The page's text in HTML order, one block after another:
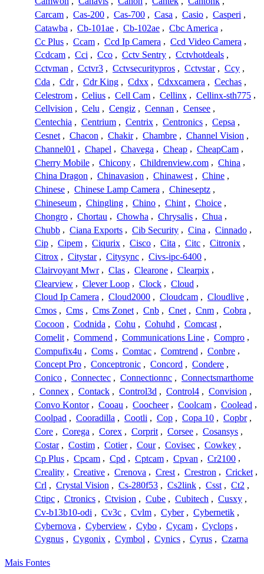
Carcam , Cas-200 , Cas-700 , Casa , Casio , Casperi ,
Catawba , Cb-101ae , Cb-102ae , Cbc America ,
Cc Plus , Ccam , Ccd Ip Camera , Ccd Video Camera ,
Ccdcam , Cci , Cco , Cctv Sentry , Cctvhotdeals ,
Cctvman , Cctvr3 , Cctvsecuritypros , Cctvstar , Ccy ,
Cda , Cdr , Cdr King , Cdxx , Cdxxcamera , Cechas ,
Celestrom , Celius , Cell Cam , Cellinx , Cellinx-sth775 ,
Cellvision , Celu , Cengiz , Cennan , Censee ,
Centechia , Centrium , Centrix , Centronics , Cepsa ,
Cesnet , Chacon , Chakir , Chambre , Channel Vision ,
Channel01 , Chapel , Chavega , Cheap , CheapCam ,
Cherry Mobile , Chicony , Childrenview.com , China ,
China Dragon , Chinavasion , Chinawest , Chine ,
Chinese , Chinese Lamp Camera , Chineseptz ,
Chineseum , Chingling , Chino , Chint , Choice ,
Chongro , Chortau , Chowha , Chrysalis , Chua ,
Chubb , Ciana Exports , Cib Security , Cina , Cinnado ,
Cip , Cipem , Ciqurix , Cisco , Cita , Citc , Citronix ,
Citrox , Citystar , Citysync , Civs-ipc-6400 ,
Clairvoyant Mwr , Clas , Clearone , Clearpix ,
Clearview , Clever Loop , Clock , Cloud ,
Cloud Ip Camera , Cloud2000 , Cloudcam , Cloudlive ,
Cmos , Cms , Cms Zonet , Cnb , Cnet , Cnm , Cobra ,
Cocoon , Codnida , Cohu , Cohuhd , Comcast ,
Comelit , Commend , Communications Line , Compro ,
Compufix4u , Coms , Comtac , Comtrend , Conbre ,
Concept Pro , Conceptronic , Concord , Condere ,
Conico , Connectec , Connectionnc , Connectsmarthome
, Connex , Contack , Control3d , Control4 , Convision ,
Convo Kontor , Cooau , Coocheer , Coolcam , Coolead ,
Coolpad , Cooradilla , Cootli , Cop , Copa 10 , Copbr ,
Core , Corega , Corex , Corprit , Corsee , Cosansys ,
Costar , Costim , Cotier , Cour , Covisec , Cowkey ,
Cp Plus , Cpcam , Cpd , Cptcam , Cpvan , Cr2100 ,
Creality , Creative , Crenova , Crest , Crestron , Cricket ,
Crl , Crystal Vision , Cs-280f53 , Cs2link , Csst , Ct2 ,
Ctipc , Ctronics , Ctvision , Cube , Cubitech , Cusxy ,
Cv-b13b10-odi , Cv3c , Cvlm , Cyber , Cybernetik ,
Cybernova , Cyberview , Cybo , Cycam , Cyclops ,
Cygnus , Cygonix , Cymbol , Cynics , Cyrus , Czarna
Mais Fontes